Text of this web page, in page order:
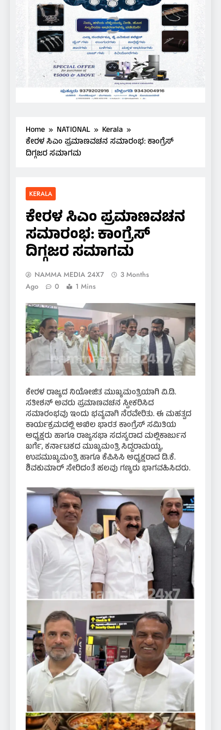
Home NATIONAL
Kerala
ಕೇರಳ ಸಿಎಂ ಪ್ರಮಾಣವಚನ ಸಮಾರಂಭ: ಕಾಂಗ್ರೆಸ್
ದಿಗ್ಗಜರ ಸಮಾಗಮ
KERALA
ಕೇರಳ ಸಿಎಂ ಪ್ರಮಾಣವಚನ
ಸಮಾರಂಭ: ಕಾಂಗ್ರೆಸ್
ದಿಗ್ಗಜರ ಸಮಾಗಮ
NAMMA MEDIA 24X7
3 Months
Ago
0 1 Mins
ಕೇರಳ ರಾಜ್ಯದ ನಿಯೋಜಿತ ಮುಖ್ಯಮಂತ್ರಿಯಾಗಿ ವಿ.ಡಿ.
ಸತೀಶನ್ ಅವರು ಪ್ರಮಾಣವಚನ ಸ್ವೀಕರಿಸಿದ
ಸಮಾರಂಭವು ಇಂದು ಭವ್ಯವಾಗಿ ನೆರವೇರಿತು. ಈ ಮಹತ್ವದ
ಕಾರ್ಯಕ್ರಮದಲ್ಲಿ ಅಖಿಲ ಭಾರತ ಕಾಂಗ್ರೆಸ್ ಸಮಿತಿಯ
ಅಧ್ಯಕ್ಷರು ಹಾಗೂ ರಾಜ್ಯಸಭಾ ಸದಸ್ಯರಾದ ಮಲ್ಲಿಕಾರ್ಜುನ
ಖರ್ಗೆ, ಕರ್ನಾಟಕದ ಮುಖ್ಯಮಂತ್ರಿ ಸಿದ್ದರಾಮಯ್ಯ,
ಉಪಮುಖ್ಯಮಂತ್ರಿ ಹಾಗೂ ಕೆಪಿಸಿಸಿ ಅಧ್ಯಕ್ಷರಾದ ಡಿ.ಕೆ.
ಶಿವಕುಮಾರ್ ಸೇರಿದಂತೆ ಹಲವು ಗಣ್ಯರು ಭಾಗವಹಿಸಿದರು.